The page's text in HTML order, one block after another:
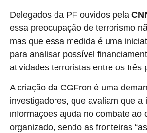
Delegados da PF ouvidos pela
essa preocupação de terrorismo
mas que essa medida é uma
para analisar possível
atividades terroristas entre os três
A criação da CGFron é uma
investigadores, que avaliam que a
informações ajuda no combate ao
organizado, sendo as fronteiras